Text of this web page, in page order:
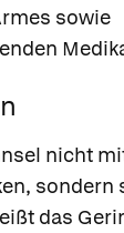
sowie
nicht
sondern
das